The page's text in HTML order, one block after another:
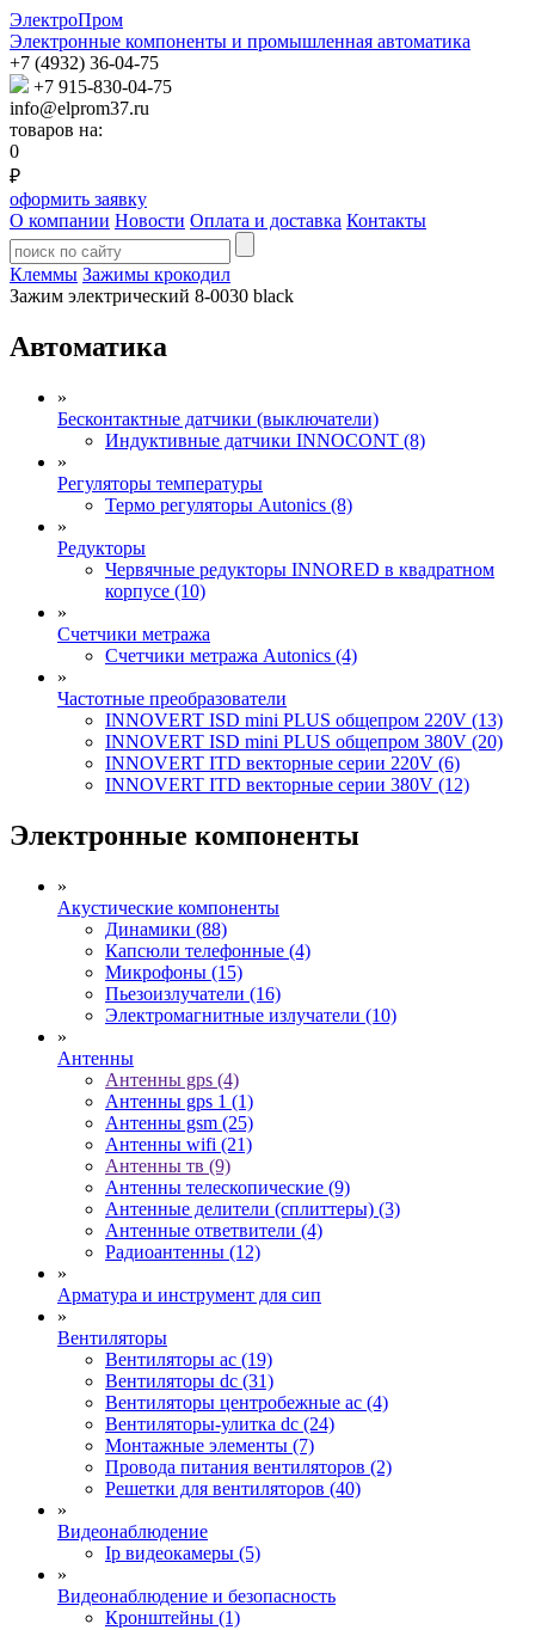
ЭлектроПром
Электронные компоненты и промышленная автоматика
+7 (4932) 36-04-75
+7 915-830-04-75
info@elprom37.ru
товаров на:
0
₽
оформить заявку
О компании Новости Оплата и доставка Контакты
Клеммы Зажимы крокодил
Зажим электрический 8-0030 black
Автоматика
»
Бесконтактные датчики (выключатели)
Индуктивные датчики INNOCONT (8)
»
Регуляторы температуры
Термо регуляторы Autonics (8)
»
Редукторы
Червячные редукторы INNORED в квадратном
корпусе (10)
»
Счетчики метража
Счетчики метража Autonics (4)
»
Частотные преобразователи
INNOVERT ISD mini PLUS общепром 220V (13)
INNOVERT ISD mini PLUS общепром 380V (20)
INNOVERT ITD векторные серии 220V (6)
INNOVERT ITD векторные серии 380V (12)
Электронные компоненты
»
Акустические компоненты
Динамики (88)
Капсюли телефонные (4)
Микрофоны (15)
Пьезоизлучатели (16)
Электромагнитные излучатели (10)
»
Антенны
Антенны gps (4)
Антенны gps 1 (1)
Антенны gsm (25)
Антенны wifi (21)
Антенны тв (9)
Антенны телескопические (9)
Антенные делители (сплиттеры) (3)
Антенные ответвители (4)
Радиоантенны (12)
»
Арматура и инструмент для сип
»
Вентиляторы
Вентиляторы ac (19)
Вентиляторы dc (31)
Вентиляторы центробежные ac (4)
Вентиляторы-улитка dc (24)
Монтажные элементы (7)
Провода питания вентиляторов (2)
Решетки для вентиляторов (40)
»
Видеонаблюдение
Ip видеокамеры (5)
»
Видеонаблюдение и безопасность
Кронштейны (1)